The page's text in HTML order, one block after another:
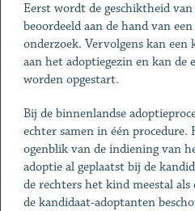
Eerst wordt de geschiktheid
beoordeeld aan de hand van
onderzoek. Vervolgens kan een
aan het adoptiegezin en kan de
worden opgestart.
Bij de binnenlandse
echter samen in één
ogenblik van de indiening van
adoptie al geplaatst bij de
de rechters het kind meestal
de kandidaat-adoptanten